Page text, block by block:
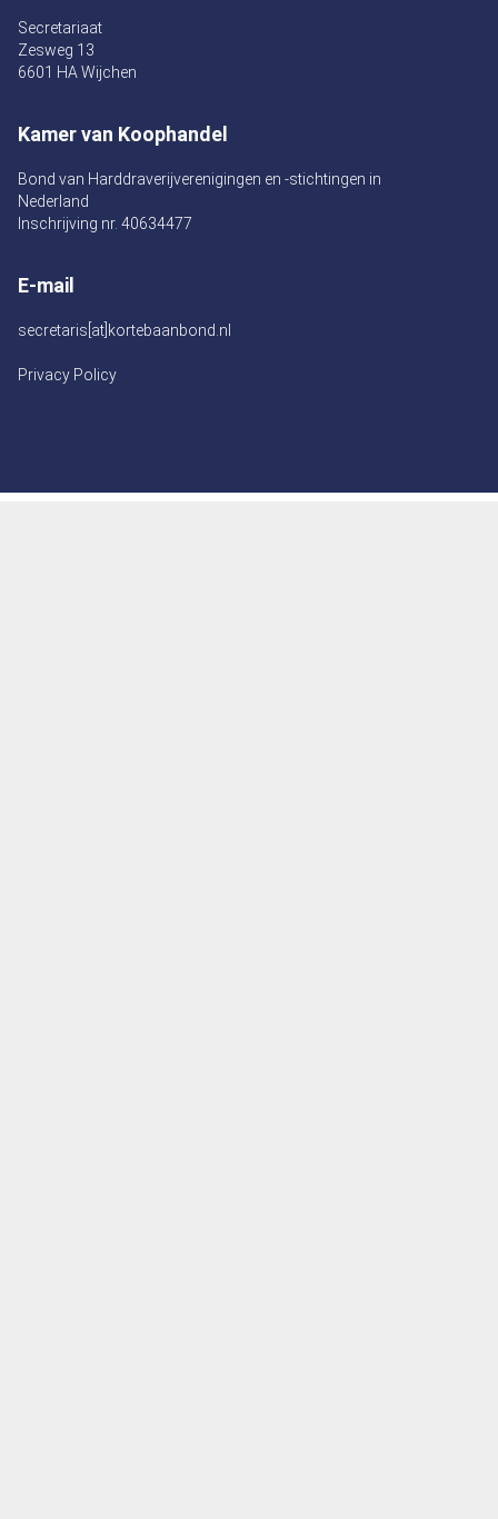
Secretariaat
Zesweg 13
6601 HA Wijchen
Kamer van Koophandel
Bond van Harddraverijverenigingen en -stichtingen in
Nederland
Inschrijving nr. 40634477
E-mail
secretaris[at]kortebaanbond.nl
Privacy Policy